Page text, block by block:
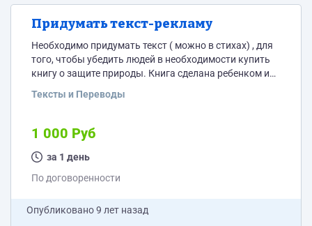
Придумать текст-рекламу
Необходимо придумать текст ( можно в стихах) , для
того, чтобы убедить людей в необходимости купить
книгу о защите природы. Книга сделана ребенком и
приобрести эту книгу ( фото книги вышлю при
Тексты и Переводы
1 000 Руб
за 1 день
По договоренности
Опубликовано9 лет назад